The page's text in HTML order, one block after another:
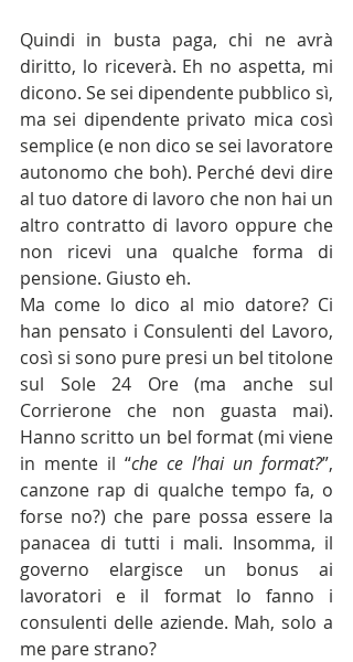
Quindi in busta paga, chi ne avrà
diritto, lo riceverà. Eh no aspetta, mi
dicono. Se sei dipendente pubblico sì,
ma sei dipendente privato mica così
semplice (e non dico se sei lavoratore
autonomo che boh). Perché devi dire
al tuo datore di lavoro che non hai un
altro contratto di lavoro oppure che
non ricevi una qualche forma di
pensione. Giusto eh.
Ma come lo dico al mio datore? Ci
han pensato i Consulenti del Lavoro,
così si sono pure presi un bel titolone
sul Sole 24 Ore (ma anche sul
Corrierone che non guasta mai).
Hanno scritto un bel format (mi viene
in mente il “che ce l’hai un format?”,
canzone rap di qualche tempo fa, o
forse no?) che pare possa essere la
panacea di tutti i mali. Insomma, il
governo elargisce un bonus ai
lavoratori e il format lo fanno i
consulenti delle aziende. Mah, solo a
me pare strano?